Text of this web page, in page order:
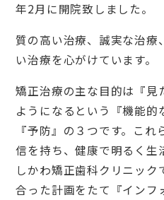
年2月に開院致しました。
質の高い治療、誠実な治療
い治療を心がけています。
矯正治療の主な目的は『見
ようになるという『機能的
『予防』の３つです。こ
信を持ち、健康で明るく生
しかわ矯正歯科クリニッ
合った計画をたて『インフ